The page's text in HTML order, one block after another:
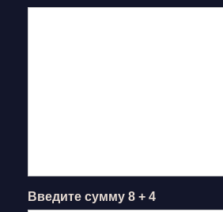
Введите сумму 8 + 4